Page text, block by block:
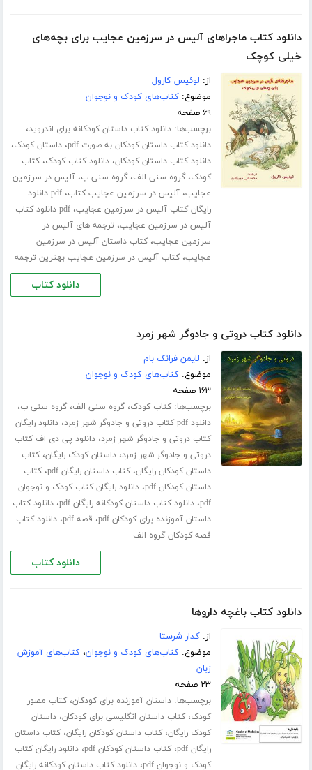
دانلود کتاب ماجراهای آلیس در سرزمین عجایب برای بچه‌های
خیلی کوچک
از: لوئیس کارول
موضوع:کتاب‌های کودک و نوجوان
۶۹ صفحه
برچسب‌ها:دانلود کتاب داستان کودکانه برای اندروید،
دانلود کتاب داستان کودکان به صورت pdf ،داستان کودک،
دانلود کتاب داستان کودکان،دانلود کتاب کودک،کتاب
کودک،گروه سنی الف،گروه سنی ب،آلیس در سرزمین
عجایب،آلیس در سرزمین عجایب کتاب،
pdf دانلود
رایگان کتاب آلیس در سرزمین عجایب،
pdf دانلود کتاب
آلیس در سرزمین عجایب، ترجمه های آلیس در
سرزمین عجایب،کتاب داستان آلیس در سرزمین
عجایب،کتاب آلیس در سرزمین عجایب بهترین ترجمه
دانلود کتاب
دانلود کتاب دروتی و جادوگر شهر زمرد
از: لایمن فرانک بام
موضوع:کتاب‌های کودک و نوجوان
۱۶۳ صفحه
برچسب‌ها:کتاب کودک،گروه سنی الف،گروه سنی ب،
دانلود pdf کتاب دروتی و جادوگر شهر زمرد ،دانلود رایگان
کتاب دروتی و جادوگر شهر زمرد،دانلود پی دی اف کتاب
دروتی و جادوگر شهر زمرد،داستان کودک رایگان،کتاب
داستان کودکان رایگان،کتاب داستان رایگان pdf ،کتاب
داستان کودکان pdf
،دانلود رایگان کتاب کودک و نوجوان
pdf،دانلود کتاب داستان کودکانه رایگان pdf ،دانلود کتاب
داستان آموزنده برای کودکان pdf
، قصه pdf ،دانلود کتاب
قصه کودکان گروه الف
دانلود کتاب
دانلود کتاب باغچه داروها
از:کدار شرستا
موضوع:کتاب‌های کودک و نوجوان،کتاب‌های آموزش
زبان
۲۳ صفحه
برچسب‌ها:داستان آموزنده برای کودکان،کتاب مصور
کودک،کتاب داستان انگلیسی برای کودکان،داستان
کودک رایگان،کتاب داستان کودکان رایگان،کتاب داستان
رایگان pdf
،کتاب داستان کودکان pdf ،دانلود رایگان کتاب
کودک و نوجوان pdf
،دانلود کتاب داستان کودکانه رایگان